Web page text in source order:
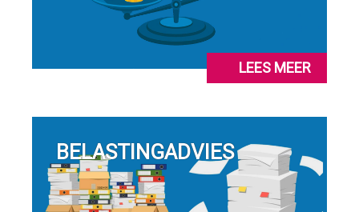
LEES MEER
BELASTINGADVIES